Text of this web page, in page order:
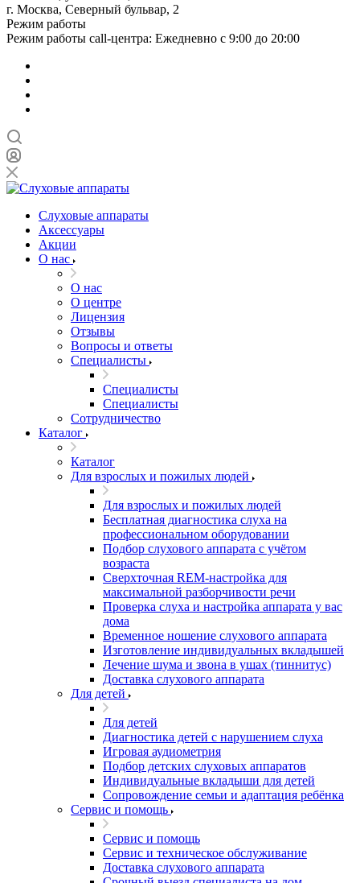
г. Москва, Северный бульвар, 2
Режим работы
Режим работы call-центра: Ежедневно с 9:00 до 20:00
Слуховые аппараты
Аксессуары
Акции
О нас
О нас
О центре
Лицензия
Отзывы
Вопросы и ответы
Специалисты
Специалисты
Специалисты
Сотрудничество
Каталог
Каталог
Для взрослых и пожилых людей
Для взрослых и пожилых людей
Бесплатная диагностика слуха на
профессиональном оборудовании
Подбор слухового аппарата с учётом
возраста
Сверхточная REM-настройка для
максимальной разборчивости речи
Проверка слуха и настройка аппарата у вас
дома
Временное ношение слухового аппарата
Изготовление индивидуальных вкладышей
Лечение шума и звона в ушах (тиннитус)
Доставка слухового аппарата
Для детей
Для детей
Диагностика детей с нарушением слуха
Игровая аудиометрия
Подбор детских слуховых аппаратов
Индивидуальные вкладыши для детей
Сопровождение семьи и адаптация ребёнка
Сервис и помощь
Сервис и помощь
Сервис и техническое обслуживание
Доставка слухового аппарата